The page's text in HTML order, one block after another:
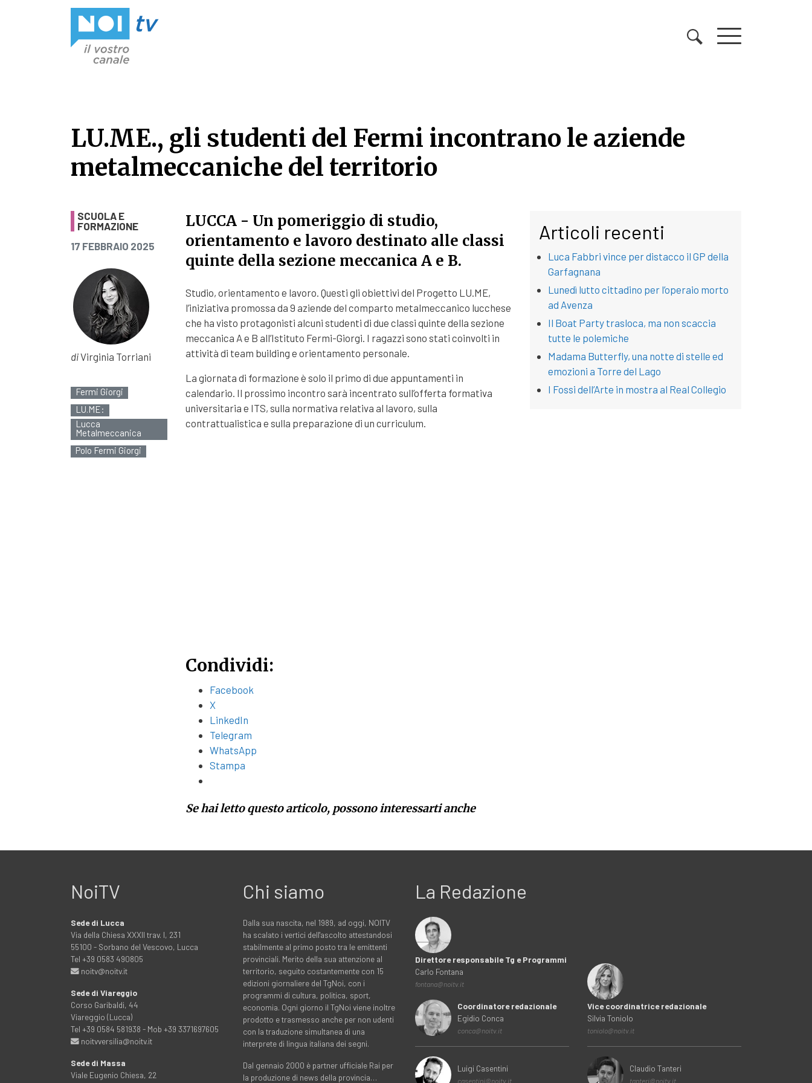
LU.ME., gli studenti del Fermi incontrano le aziende
metalmeccaniche del territorio
LU.ME., gli studenti del Fermi incontrano le aziende
SCUOLA E
FORMAZIONE
PUBBLICATO IL
17 FEBBRAIO 2025
diVirginia Torriani
Fermi Giorgi
LU.ME:
Lucca
Metalmeccanica
Polo Fermi Giorgi
LUCCA - Un pomeriggio di studio,
orientamento e lavoro destinato alle classi
quinte della sezione meccanica A e B.
Studio, orientamento e lavoro. Questi gli obiettivi del Progetto LU.ME,
l’iniziativa promossa da 9 aziende del comparto metalmeccanico lucchese
che ha visto protagonisti alcuni studenti di due classi quinte della sezione
meccanica A e B all’Istituto Fermi-Giorgi. I ragazzi sono stati coinvolti in
attività di team building e orientamento personale.
La giornata di formazione è solo il primo di due appuntamenti in
calendario. Il prossimo incontro sarà incentrato sull’offerta formativa
universitaria e ITS, sulla normativa relativa al lavoro, sulla
contrattualistica e sulla preparazione di un curriculum.
Condividi:
Facebook
X
LinkedIn
Telegram
WhatsApp
Stampa
Se hai letto questo articolo, possono interessarti anche
Articoli recenti
Luca Fabbri vince per distacco il GP della
Garfagnana
Lunedì lutto cittadino per l’operaio morto
ad Avenza
Il Boat Party trasloca, ma non scaccia
tutte le polemiche
Madama Butterfly, una notte di stelle ed
emozioni a Torre del Lago
I Fossi dell’Arte in mostra al Real Collegio
NoiTV
Sede di Lucca
Via della Chiesa XXXII trav. I, 231
55100 - Sorbano del Vescovo, Lucca
Tel +39 0583 490805
noitv@noitv.it
Sede di Viareggio
Corso Garibaldi, 44
Viareggio (Lucca)
Tel +39 0584 581938 - Mob +39 3371697605
noitvversilia@noitv.it
Sede di Massa
Viale Eugenio Chiesa, 22
Chi siamo
Dalla sua nascita, nel 1989, ad oggi, NOITV
ha scalato i vertici dell'ascolto attestandosi
stabilmente al primo posto tra le emittenti
provinciali. Merito della sua attenzione al
territorio, seguito costantemente con 15
edizioni giornaliere del TgNoi, con i
programmi di cultura, politica, sport,
economia. Ogni giorno il TgNoi viene inoltre
prodotto e trasmesso anche per non udenti
con la traduzione simultanea di una
interprete di lingua italiana dei segni.
Dal gennaio 2000 è partner ufficiale Rai per
la produzione di news della provincia…
La Redazione
Direttore responsabile Tg e Programmi
Carlo Fontana
fontana@noitv.it
Coordinatore redazionale
Egidio Conca
conca@noitv.it
Luigi Casentini
casentini@noitv.it
Vice coordinatrice redazionale
Silvia Toniolo
toniolo@noitv.it
Claudio Tanteri
tanteri@noitv.it